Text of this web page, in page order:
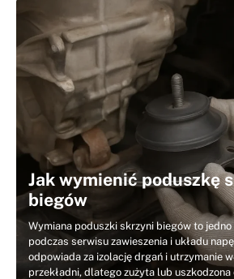
Jak wymienić poduszkę
biegów
Wymiana poduszki skrzyni biegów to
podczas serwisu zawieszenia i układu
odpowiada za izolację drgań i utrzymanie
przekładni, dlatego zużyta lub